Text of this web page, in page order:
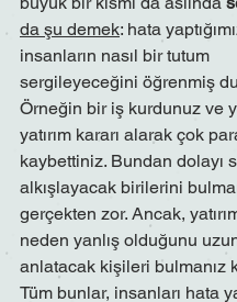
da şu demek: hata
insanların nasıl bir tutum
sergileyeceğini öğrenmiş
Örneğin bir iş kurdunuz ve
yatırım kararı alarak çok
kaybettiniz. Bundan dolayı
alkışlayacak birilerini
gerçekten zor. Ancak,
neden yanlış olduğunu
anlatacak kişileri bulmanız
Tüm bunlar, insanları hata